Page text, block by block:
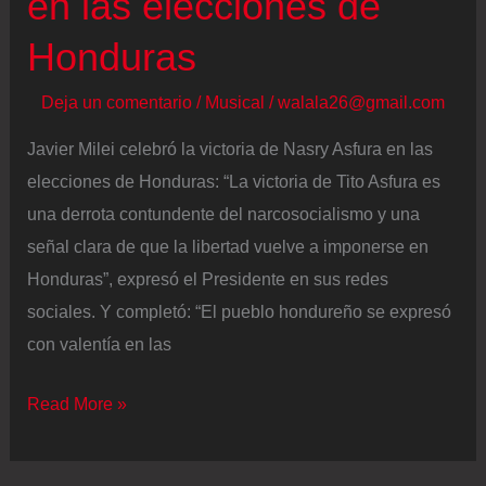
Honduras
Deja un comentario / Musical /walala26@gmail.com
Javier Milei celebró la victoria de Nasry Asfura en las
elecciones de Honduras: “La victoria de Tito Asfura es
una derrota contundente del narcosocialismo y una
señal clara de que la libertad vuelve a imponerse en
Honduras”, expresó el Presidente en sus redes
sociales. Y completó: “El pueblo hondureño se expresó
con valentía en las
Javier
Read More »